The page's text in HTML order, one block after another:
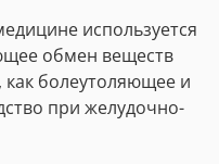
используется
обмен веществ
как болеутоляющее и
при желудочно-